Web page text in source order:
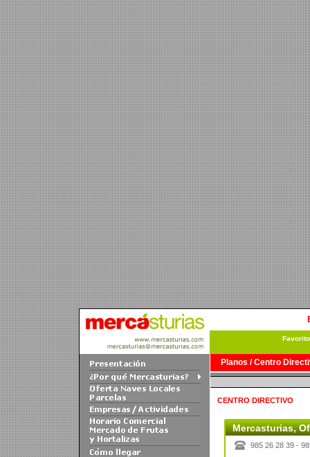
Planos / Centro
CENTRO DIRECTIVO
Mercasturias,
985 26 28 39 -